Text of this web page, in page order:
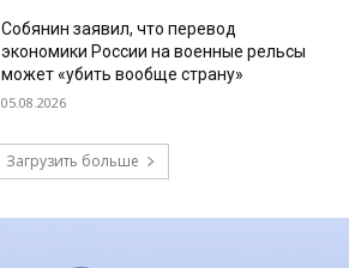
Собянин заявил, что перевод
экономики России на военные рельсы
может «убить вообще страну»
05.08.2026
Загрузить больше